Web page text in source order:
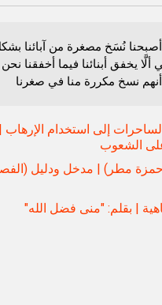
أصبحنا نُسَخ مصغرة من آبائنا
يخفق أبنائنا فيما أخفقنا نحن
أنهم نسخ مكررة منا في صغرنا
إلى استخدام الإرهاب |
الشعوب
مطر) | مدخل ودليل
| بقلم: "منى فضل الله"